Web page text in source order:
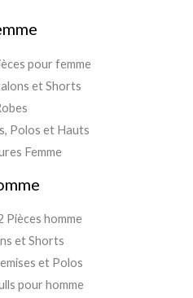
pour femme
et Shorts
Polos et Hauts
Femme
Pièces homme
et Shorts
et Polos
pour homme